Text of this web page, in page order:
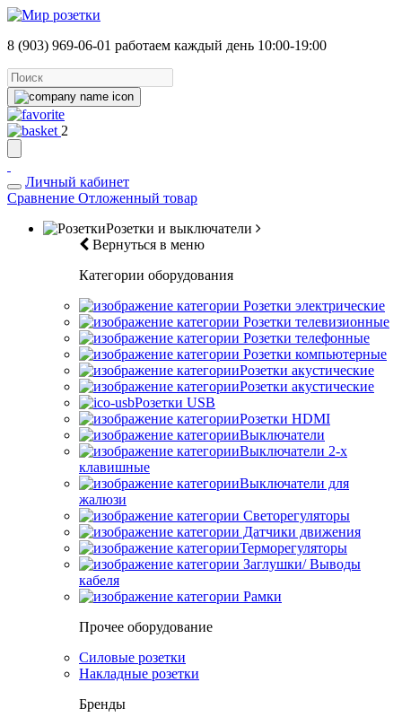
8 (903) 969-06-01 работаем каждый день 10:00-19:00
2
Личный кабинет
Сравнение Отложенный товар
Розетки и выключатели
Вернуться в меню
Категории оборудования
Розетки электрические
Розетки телевизионные
Розетки телефонные
Розетки компьютерные
Розетки акустические
Розетки акустические
Розетки USB
Розетки HDMI
Выключатели
Выключатели 2-х
клавишные
Выключатели для
жалюзи
Светорегуляторы
Датчики движения
Терморегуляторы
Заглушки/ Выводы
кабеля
Рамки
Прочее оборудование
Силовые розетки
Накладные розетки
Бренды